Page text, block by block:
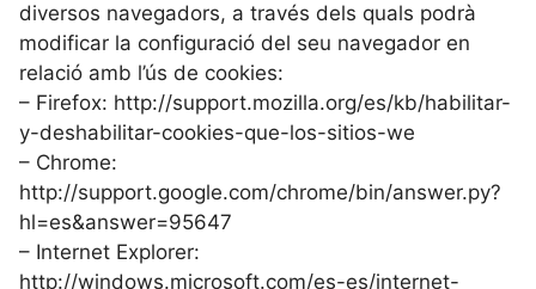
diversos navegadors, a través dels quals podrà
modificar la configuració del seu navegador en
relació amb l’ús de cookies:
– Firefox: http://support.mozilla.org/es/kb/habilitar-
y-deshabilitar-cookies-que-los-sitios-we
– Chrome:
http://support.google.com/chrome/bin/answer.py?
hl=es&answer=95647
– Internet Explorer:
http://windows.microsoft.com/es-es/internet-